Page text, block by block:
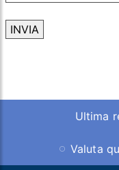
Ultima
Valuta